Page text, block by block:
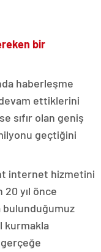
bir
haberleşme
devam ettiklerini
sıfır olan geniş
geçtiğini
internet hizmetini
20 yıl önce
bulunduğumuz
kurmakla